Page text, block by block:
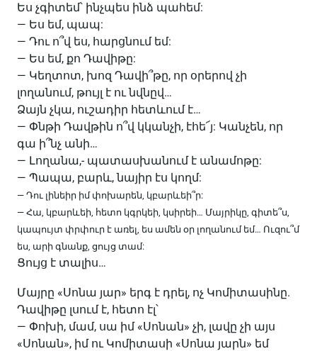
Ես չգիտեմ՝ ինչպես ինձ պահեմ:
— Ես եմ, պապ:
— Դու ո՞վ ես, հարցնում եմ:
— Ես եմ, քո Դավիթը:
— Կեղտոտ, խոզ Դավի՞թը, որ օրերով չի
լողանում, թույլ է ու նվնըվ…
Ձայն չկա, ուշադիր հետևում է…
— Փնթի Դավթին ո՞վ կկանչի, էհե՜յ: Կանչեն, որ
գա ի՞նչ անի…
— Լողանա,- պատասխանում է անամոթը:
— Պապա, բարև, նայիր էս կողմ:
— Դու լինեիր իմ փոխարեն, կբարևեի՞ր:
— Հա, կբարևեի, հետո կգրկեի, կսիրեի… Մայրիկը, գիտե՞ս,
կապույտ փրփուր է առել, ես ամեն օր լողանում եմ… Ուզու՞մ
ես, արի գնանք, ցույց տամ:
Ցույց է տալիս…
Մայրը «Սոնա յար» երգ է դրել, ոչ Կոմիտասինը.
Դավիթը լսում է, հետո էլ՝
— Փոխի, մամ, սա իմ «Սոնան» չի, լավը չի այս
«Սոնան», իմ ու Կոմիտասի «Սոնա յարն» եմ